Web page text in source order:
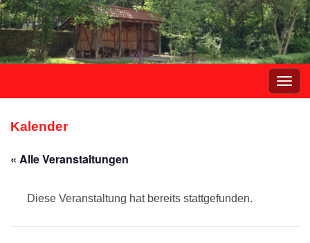
Kalender
« Alle Veranstaltungen
Diese Veranstaltung hat bereits stattgefunden.